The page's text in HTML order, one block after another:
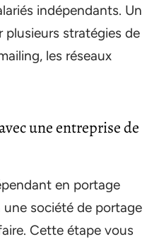
indépendants. Un
plusieurs stratégies de
les réseaux
une entreprise de
en portage
une société de portage
Cette étape vous